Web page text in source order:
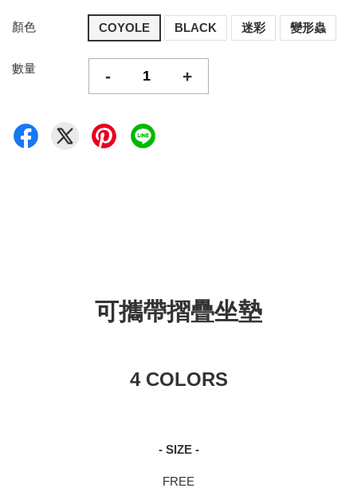
顏色 COYOLE BLACK 迷彩 變形蟲
數量 - +
可攜帶摺疊坐墊
4 COLORS
- SIZE -
FREE